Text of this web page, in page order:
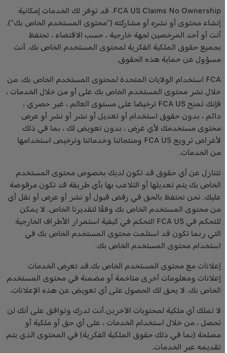
FCA US Claims No Ownership. قد توفر لك الخدمات إمكانية
إنشاء محتوى أو نشره أو مشاركته ("محتوى المستخدم الخاص بك").
أنت أو أحد المرخصين لجهة خارجية ، حسب الاقتضاء ، تحتفظ
بجميع حقوق الملكية الفكرية لمحتوى المستخدم الخاص بك. أنت
مسؤول عن حماية هذه الحقوق.
FCA استخدام الولايات المتحدة لمحتوى المستخدم الخاص بك. من
خلال نشر محتوى المستخدم الخاص بك على أو من خلال الخدمات ،
فإنك تمنح FCA US ترخيصًا على مستوى العالم ، غير حصري ،
دائم ، بدون حقوق استخدام أو تعديل أو نشر أو نشر أو عرض
محتوى مستخدمك لأي غرض ، بدون تعويض لك ، بما في ذلك
لأغراض ترويج FCA US ومنتجاتنا وخدماتنا وترخيص استخدامها
من الخدمات.
تتنازل عن أي حقوق قد تكون لديك بخصوص محتوى المستخدم
الخاص بك يتم تعديلها أو التلاعب بها بأي طريقة قد تكون مرفوضة
عليك. نحن نحتفظ بالحق في رفض قبول أو نشر أو عرض أو نقل أي
من محتوى المستخدم الخاص بك وفقًا لتقديرنا الخاص. لا يمكن
للتحكم في FCA US التحكم في كيفية استمرار الأطراف الخارجية
التي ربما تكون قد استلمت محتوى المستخدم الخاص بك في
استخدام محتوى المستخدم الخاص بك.
إعلانات مع محتوى المستخدم الخاص بك.قد تعرض الخدمات
إعلانات ومعلومات أخرى متاخمة أو مضمنة في محتوى المستخدم
الخاص بك. لا يحق لك الحصول على أي تعويض عن هذه الإعلانات.
لا تملك أي ملكية لمحتويات الآخرين.أنت تدرك وتوافق على أنك لن
تحصل ، من خلال استخدام الخدمات ، على أي حق أو ملكية أو
مصلحة (بما في ذلك حقوق الملكية الفكرية) في المحتوى الذي يتم
تقديمه عبر الخدمات.